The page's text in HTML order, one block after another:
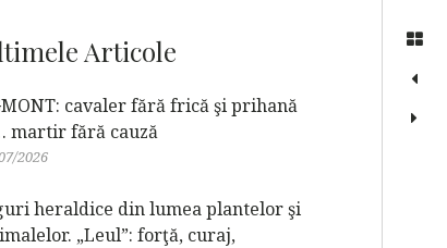
Articole
cavaler fără frică şi prihană
martir fără cauză
2026
heraldice din lumea plantelor şi
„Leul”: forţă, curaj,